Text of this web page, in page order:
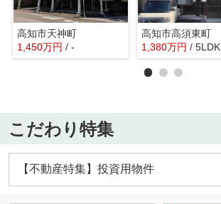
高知市天神町
1,450万円 / -
高知市高須東町
1,380万円 / 5LDK
こだわり特集
【不動産特集】投資用物件